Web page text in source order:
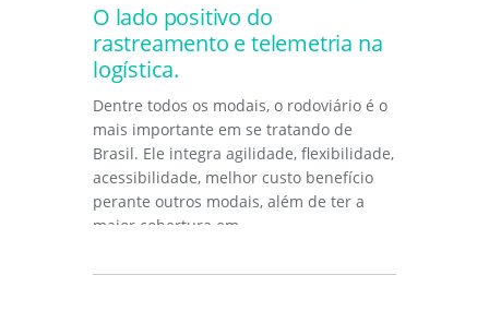
O lado positivo do
rastreamento e telemetria na
logística.
Dentre todos os modais, o rodoviário é o
mais importante em se tratando de
Brasil. Ele integra agilidade, flexibilidade,
acessibilidade, melhor custo benefício
perante outros modais, além de ter a
maior cobertura em...